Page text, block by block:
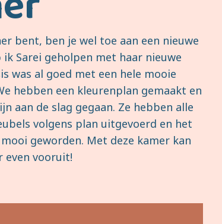
bent, ben je wel toe aan een nieuwe
ik Sarei geholpen met haar nieuwe
was al goed met een hele mooie
hebben een kleurenplan gemaakt en
aan de slag gegaan. Ze hebben alle
volgens plan uitgevoerd en het
geworden. Met deze kamer kan
even vooruit!